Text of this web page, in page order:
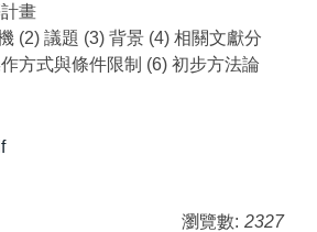
畫
(2) 議題 (3) 背景 (4) 相關文獻分
方式與條件限制 (6) 初步方法論
瀏覽數: 2327